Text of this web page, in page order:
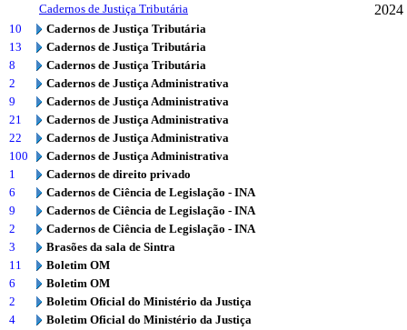
Cadernos de Justiça Tributária 2024
10
Cadernos de Justiça Tributária
13
Cadernos de Justiça Tributária
8
Cadernos de Justiça Tributária
2
Cadernos de Justiça Administrativa
9
Cadernos de Justiça Administrativa
21
Cadernos de Justiça Administrativa
22
Cadernos de Justiça Administrativa
100
Cadernos de Justiça Administrativa
1
Cadernos de direito privado
6
Cadernos de Ciência de Legislação - INA
9
Cadernos de Ciência de Legislação - INA
2
Cadernos de Ciência de Legislação - INA
3
Brasões da sala de Sintra
11
Boletim OM
6
Boletim OM
2
Boletim Oficial do Ministério da Justiça
4
Boletim Oficial do Ministério da Justiça